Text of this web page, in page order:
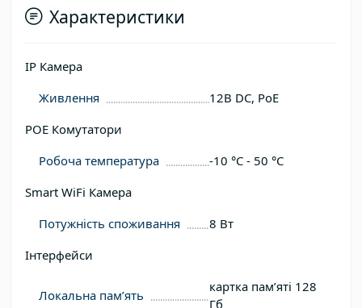
Характеристики
IP Камера
Живлення
12В DC, PoE
POE Комутатори
Робоча температура
-10 °C - 50 °C
Smart WiFi Камера
Потужність споживання
8 Вт
Інтерфейси
Локальна пам’ять
картка памʼяті 128
Гб